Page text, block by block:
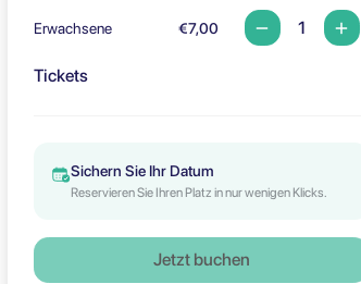
Erwachsene €7,00
Tickets
Sichern Sie Ihr Datum
Reservieren Sie Ihren Platz in nur wenigen Klicks.
Jetzt buchen